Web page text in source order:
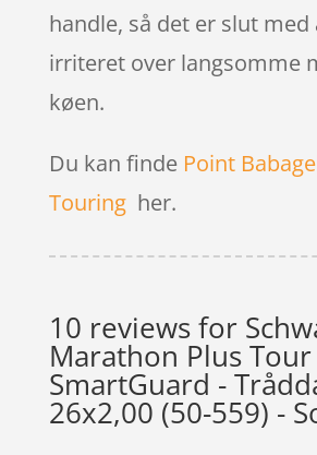
handle, så det er slut med
irriteret over langsomme
køen.
Du kan finde Point
Touringher.
10 reviews for
Marathon Plus
SmartGuard -
26x2,00 (50-559) -